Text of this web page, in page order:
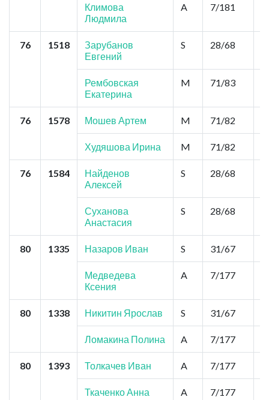
Климова
Людмила
A 7/181
76 1518
Зарубанов
Евгений
S 28/68
Рембовская
Екатерина
M 71/83
76 1578 Мошев Артем M 71/82
Худяшова Ирина M 71/82
76 1584
Найденов
Алексей
S 28/68
Суханова
Анастасия
S 28/68
80 1335 Назаров Иван S 31/67
Медведева
Ксения
A 7/177
80 1338 Никитин Ярослав S 31/67
Ломакина Полина A 7/177
80 1393 Толкачев Иван A 7/177
Ткаченко Анна A 7/177